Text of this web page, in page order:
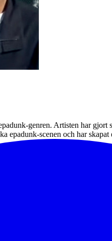
genren. Artisten har
epadunk-scenen och har